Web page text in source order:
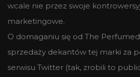
wcale nie przez swoje
marketingowe.
O domaganiu się od The
sprzedaży dekantów tej marki za
serwisu Twitter (tak, zrobili to